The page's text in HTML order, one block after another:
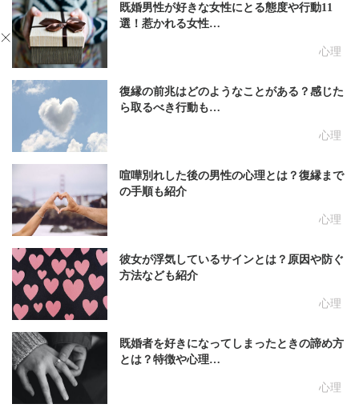
心理
既婚男性が好きな女性にとる態度や行動11
選！惹かれる女性…
心理
復縁の前兆はどのようなことがある？感じた
ら取るべき行動も…
心理
喧嘩別れした後の男性の心理とは？復縁まで
の手順も紹介
心理
彼女が浮気しているサインとは？原因や防ぐ
方法なども紹介
心理
既婚者を好きになってしまったときの諦め方
とは？特徴や心理…